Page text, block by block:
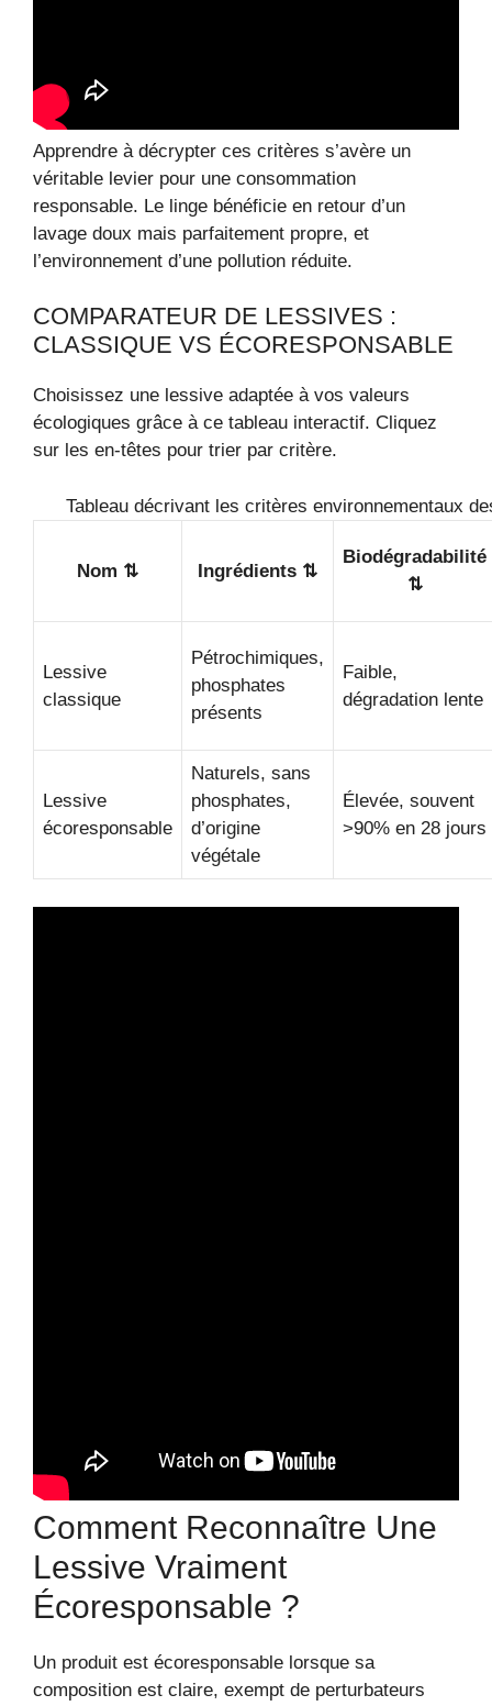
Apprendre à décrypter ces critères s’avère un
véritable levier pour une consommation
responsable. Le linge bénéficie en retour d’un
lavage doux mais parfaitement propre, et
l’environnement d’une pollution réduite.
COMPARATEUR DE LESSIVES :
CLASSIQUE VS ÉCORESPONSABLE
Choisissez une lessive adaptée à vos valeurs
écologiques grâce à ce tableau interactif. Cliquez
sur les en-têtes pour trier par critère.
Tableau décrivant les critères environnementaux
Nom ⇅ Ingrédients ⇅
Biodégradabilité
⇅
Lessive
classique
Pétrochimiques,
phosphates
présents
Faible,
dégradation lente
Lessive
écoresponsable
Naturels, sans
phosphates,
d’origine
végétale
Élevée, souvent
>90% en 28 jours
Comment Reconnaître Une
Lessive Vraiment
Écoresponsable ?
Un produit est écoresponsable lorsque sa
composition est claire, exempt de perturbateurs